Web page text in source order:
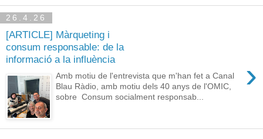
26.4.26
[ARTICLE] Màrqueting i
consum responsable: de la
informació a la influència
›
Amb motiu de l'entrevista que m'han fet a Canal
Blau Ràdio, amb motiu dels 40 anys de l'OMIC,
sobre Consum socialment responsab...